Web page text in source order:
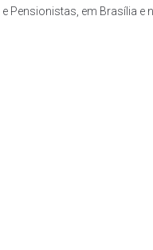
em Brasília e